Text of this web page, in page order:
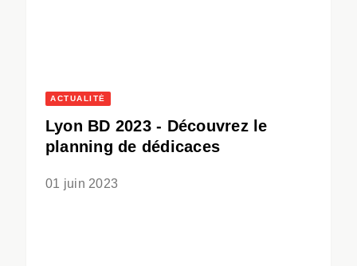
ACTUALITÉ
Lyon BD 2023 - Découvrez le
planning de dédicaces
01 juin 2023